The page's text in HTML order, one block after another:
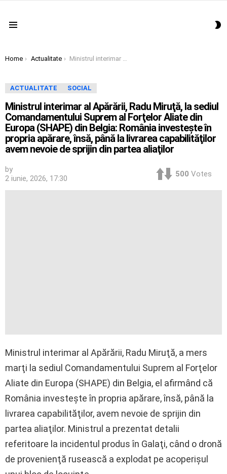
You are here:
Home Actualitate Ministrul interimar al Apărării, Radu Miruţă, la sediul Comandamentului Suprem al Forţelor Aliate din Europa (SHAPE) din Belgia: România investeşte în propria apărare, însă, până la livrarea capabilităţilor avem nevoie de sprijin din partea aliaţilor
ACTUALITATE SOCIAL
Ministrul interimar al Apărării, Radu Miruţă, la sediul
Comandamentului Suprem al Forţelor Aliate din
Europa (SHAPE) din Belgia: România investeşte în
propria apărare, însă, până la livrarea capabilităţilor
avem nevoie de sprijin din partea aliaţilor
by
2 iunie, 2026, 17:30
500 Votes
Ministrul interimar al Apărării, Radu Miruţă, a mers
marţi la sediul Comandamentului Suprem al Forţelor
Aliate din Europa (SHAPE) din Belgia, el afirmând că
România investeşte în propria apărare, însă, până la
livrarea capabilităţilor, avem nevoie de sprijin din
partea aliaţilor. Ministrul a prezentat detalii
referitoare la incidentul produs în Galaţi, când o dronă
de provenienţă rusească a explodat pe acoperişul